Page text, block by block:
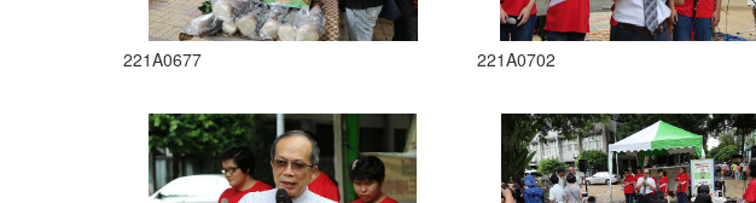
221A0677 221A0702